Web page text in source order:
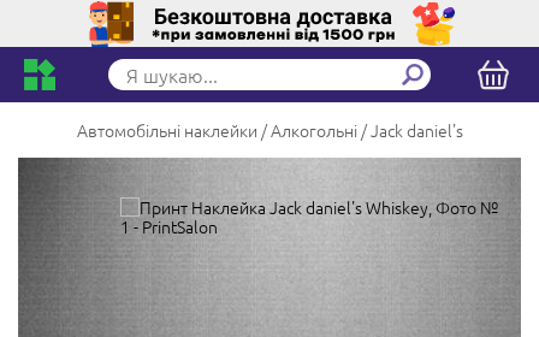
Автомобільні наклейки Алкогольні Jack daniel's